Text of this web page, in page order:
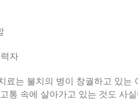
자
료는 불치의 병이 창궐하고 있는
통 속에 살아가고 있는 것도 사